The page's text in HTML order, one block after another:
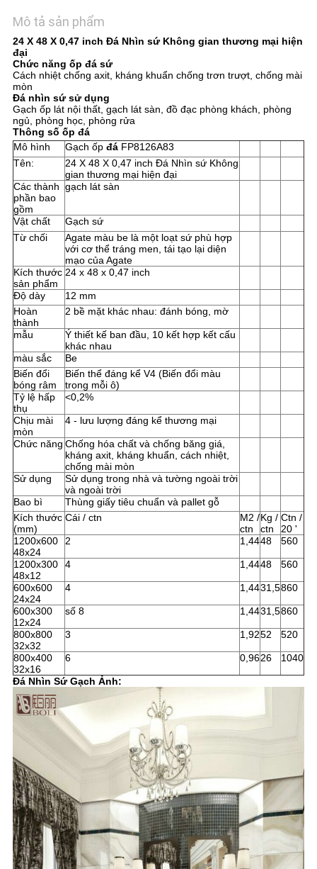
ĐỒ
TRANG
WEB
CHÍNH
SÁCH
BẢO
MẬT
Mô tả sản phẩm
24 X 48 X 0,47 inch Đá Nhìn sứ Không gian thương mại hiện
đại
Chức năng ốp đá sứ
Cách nhiệt chống axit, kháng khuẩn chống trơn trượt, chống mài
mòn
Đá nhìn sứ sử dụng
Gạch ốp lát nội thất, gạch lát sàn, đồ đạc phòng khách, phòng
ngủ, phòng học, phòng rửa
Thông số ốp đá
Mô hình
Gạch ốp đáFP8126A83
Tên:
24 X 48 X 0,47 inch Đá Nhìn sứ Không
gian thương mại hiện đại
Các thành
phần bao
gồm
gạch lát sàn
Vật chất
Gạch sứ
Từ chối
Agate màu be là một loạt sứ phù hợp
với cơ thể tráng men, tái tạo lại diện
mạo của Agate
Kích thước
sản phẩm
24 x 48 x 0,47 inch
Độ dày
12 mm
Hoàn
thành
2 bề mặt khác nhau: đánh bóng, mờ
mẫu
Ý thiết kế ban đầu, 10 kết hợp kết cấu
khác nhau
màu sắc
Be
Biến đổi
bóng râm
Biến thể đáng kể V4 (Biến đổi màu
trong mỗi ô)
Tỷ lệ hấp
thụ
<0,2%
Chịu mài
mòn
4 - lưu lượng đáng kể thương mại
Chức năng Chống hóa chất và chống băng giá,
kháng axit, kháng khuẩn, cách nhiệt,
chống mài mòn
Sử dụng
Sử dụng trong nhà và tường ngoài trời
và ngoài trời
Bao bì
Thùng giấy tiêu chuẩn và pallet gỗ
Kích thước
(mm)
Cái / ctn
M2 /
ctn
Kg /
ctn
Ctn /
20 '
1200x600
48x24
2 1,4448 560
1200x300
48x12
4 1,4448 560
600x600
24x24
4 1,4431,5860
600x300
12x24
số 8 1,4431,5860
800x800
32x32
3 1,9252 520
800x400
32x16
6 0,9626 1040
Đá Nhìn Sứ Gạch Ảnh: